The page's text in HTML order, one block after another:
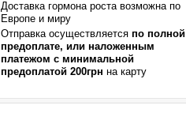
Доставка гормона роста возможна по
Европе и миру
Отправка осуществляется по полной
предоплате, или наложенным
платежом с минимальной
предоплатой 200грн на карту